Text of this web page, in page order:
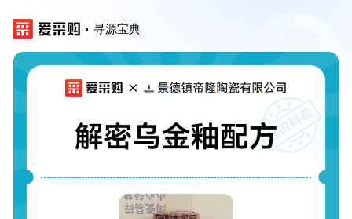
寻源宝典